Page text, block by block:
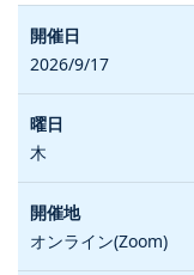
2026/9/17
木
オンライン(Zoom)